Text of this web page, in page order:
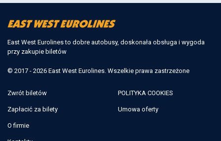
East West Eurolines to dobre autobusy, doskonała obsługa i wygoda
przy zakupie biletów
© 2017 - 2026 East West Eurolines. Wszelkie prawa zastrzeżone
Zwrót biletów
Zapłacić za bilety
O firmie
POLITYKA COOKIES
Umowa oferty